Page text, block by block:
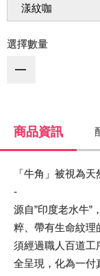
選擇數量
商品資訊
「牛角」被視為天
-
源自”印度老水牛”
粹、帶有生命紋理
須經過職人百道工
全呈現，化為一付